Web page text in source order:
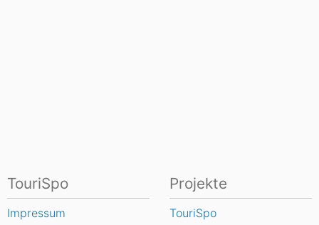
TouriSpo
Impressum
Projekte
TouriSpo